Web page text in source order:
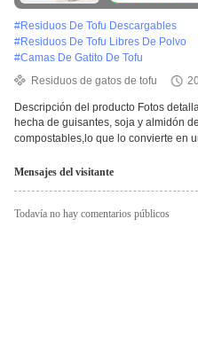
#Residuos De Tofu Descargables
#Residuos De Tofu Libres De Polvo
#Camas De Gatito De Tofu
Residuos de gatos de tofu
Descripción del producto Fotos
hecha de guisantes, soja y almidón
compostables,lo que lo convierte en
Mensajes del visitante
Todavía no hay comentarios públicos